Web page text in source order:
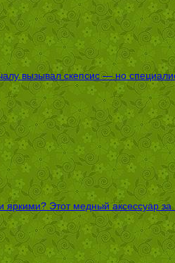
вызывал скепсис — но
Этот медный аксессуар